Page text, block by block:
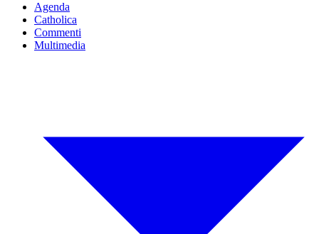
Agenda
Catholica
Commenti
Multimedia